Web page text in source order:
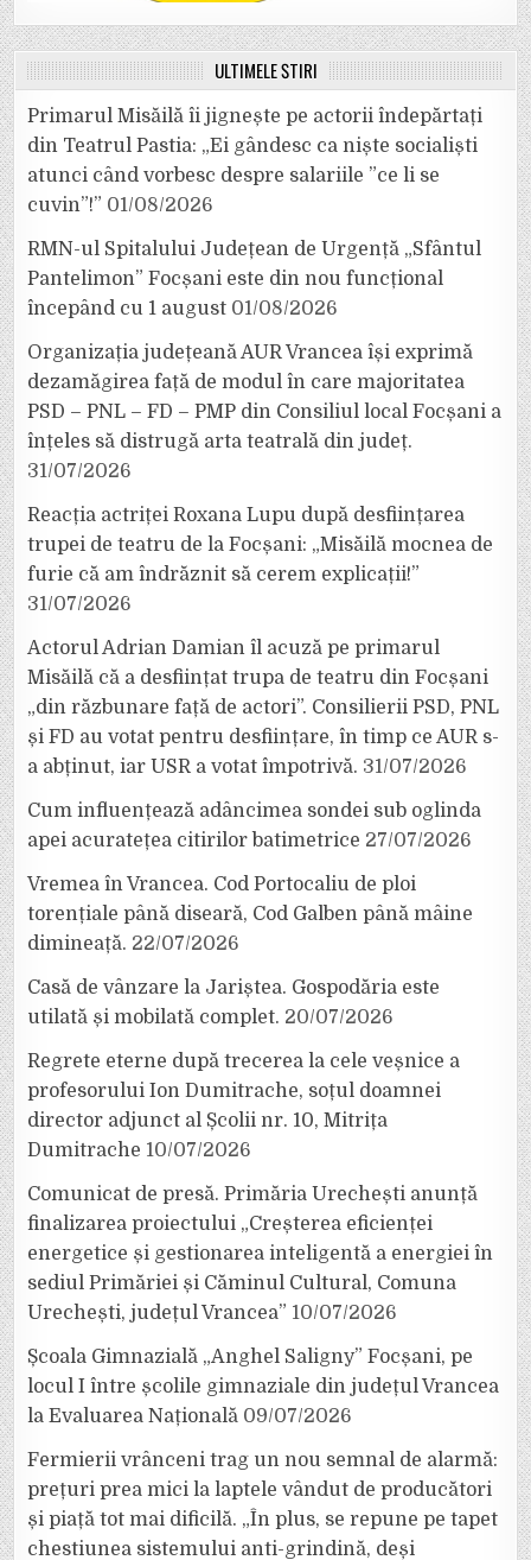
ULTIMELE ȘTIRI
Primarul Misăilă îi jignește pe actorii îndepărtați
din Teatrul Pastia: „Ei gândesc ca niște socialiști
atunci când vorbesc despre salariile ”ce li se
cuvin”!” 01/08/2026
RMN-ul Spitalului Județean de Urgență „Sfântul
Pantelimon” Focșani este din nou funcțional
începând cu 1 august 01/08/2026
Organizația județeană AUR Vrancea își exprimă
dezamăgirea față de modul în care majoritatea
PSD – PNL – FD – PMP din Consiliul local Focșani a
înțeles să distrugă arta teatrală din județ.
31/07/2026
Reacția actriței Roxana Lupu după desființarea
trupei de teatru de la Focșani: „Misăilă mocnea de
furie că am îndrăznit să cerem explicații!”
31/07/2026
Actorul Adrian Damian îl acuză pe primarul
Misăilă că a desființat trupa de teatru din Focșani
„din răzbunare față de actori”. Consilierii PSD, PNL
și FD au votat pentru desființare, în timp ce AUR s-
a abținut, iar USR a votat împotrivă. 31/07/2026
Cum influențează adâncimea sondei sub oglinda
apei acuratețea citirilor batimetrice 27/07/2026
Vremea în Vrancea. Cod Portocaliu de ploi
torențiale până diseară, Cod Galben până mâine
dimineață. 22/07/2026
Casă de vânzare la Jariștea. Gospodăria este
utilată și mobilată complet. 20/07/2026
Regrete eterne după trecerea la cele veșnice a
profesorului Ion Dumitrache, soțul doamnei
director adjunct al Școlii nr. 10, Mitrița
Dumitrache 10/07/2026
Comunicat de presă. Primăria Urechești anunță
finalizarea proiectului „Creșterea eficienței
energetice și gestionarea inteligentă a energiei în
sediul Primăriei și Căminul Cultural, Comuna
Urechești, județul Vrancea” 10/07/2026
Școala Gimnazială „Anghel Saligny” Focșani, pe
locul I între școlile gimnaziale din județul Vrancea
la Evaluarea Națională 09/07/2026
Fermierii vrânceni trag un nou semnal de alarmă:
prețuri prea mici la laptele vândut de producători
și piață tot mai dificilă. „În plus, se repune pe tapet
chestiunea sistemului anti-grindină, deși